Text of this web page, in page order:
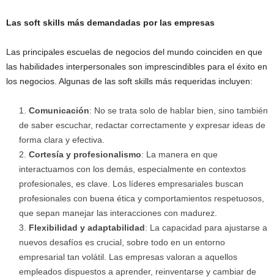
Las soft skills más demandadas por las empresas
Las principales escuelas de negocios del mundo coinciden en que
las habilidades interpersonales son imprescindibles para el éxito en
los negocios. Algunas de las soft skills más requeridas incluyen:
Comunicación: No se trata solo de hablar bien, sino también
de saber escuchar, redactar correctamente y expresar ideas de
forma clara y efectiva.
Cortesía y profesionalismo: La manera en que
interactuamos con los demás, especialmente en contextos
profesionales, es clave. Los líderes empresariales buscan
profesionales con buena ética y comportamientos respetuosos,
que sepan manejar las interacciones con madurez.
Flexibilidad y adaptabilidad: La capacidad para ajustarse a
nuevos desafíos es crucial, sobre todo en un entorno
empresarial tan volátil. Las empresas valoran a aquellos
empleados dispuestos a aprender, reinventarse y cambiar de